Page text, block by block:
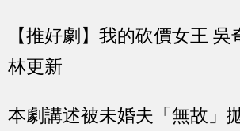
【推好劇】 我的砍價女王 吳
林更新
本劇講述被未婚夫「無故」